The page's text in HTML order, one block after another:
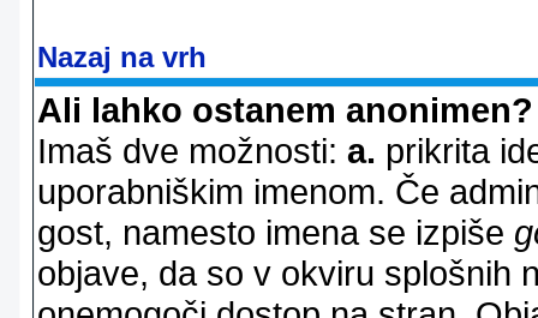
Nazaj na vrh
Ali lahko ostanem anonimen?
Imaš dve možnosti: a. prikrita
uporabniškim imenom. Če
gost, namesto imena se izpiše
objave, da so v okviru splošnih